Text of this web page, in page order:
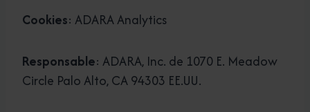
Cookies: ADARA Analytics
Responsable: ADARA, Inc. de 1070 E. Meadow
Circle Palo Alto, CA 94303 EE.UU.